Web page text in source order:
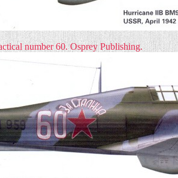
number 60.Osprey Publishing.